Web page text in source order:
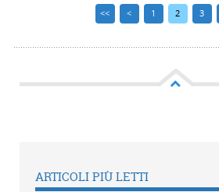
<< < 1 2 3
ARTICOLI PIÙ LETTI